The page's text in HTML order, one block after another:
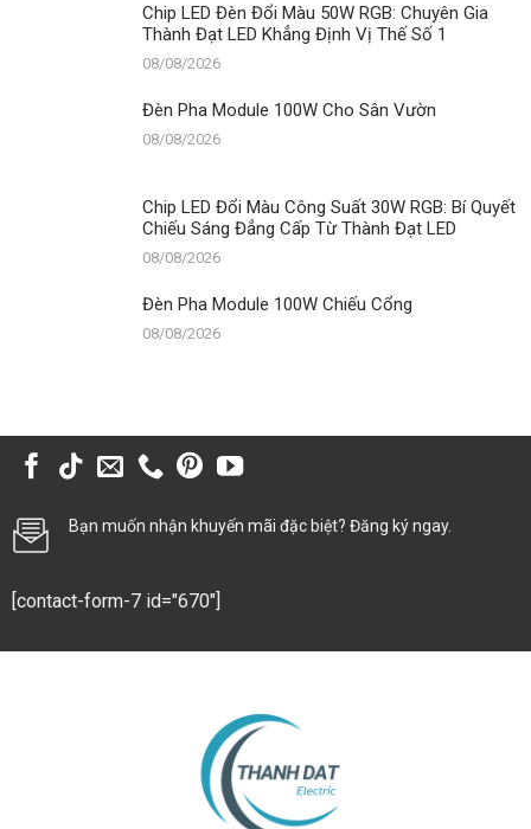
Chip LED Đèn Đổi Màu 50W RGB: Chuyên Gia
Thành Đạt LED Khẳng Định Vị Thế Số 1
08/08/2026
Đèn Pha Module 100W Cho Sân Vườn
08/08/2026
Chip LED Đổi Màu Công Suất 30W RGB: Bí Quyết
Chiếu Sáng Đẳng Cấp Từ Thành Đạt LED
08/08/2026
Đèn Pha Module 100W Chiếu Cổng
08/08/2026
Bạn muốn nhận khuyến mãi đặc biệt? Đăng ký ngay.
[contact-form-7 id="670"]